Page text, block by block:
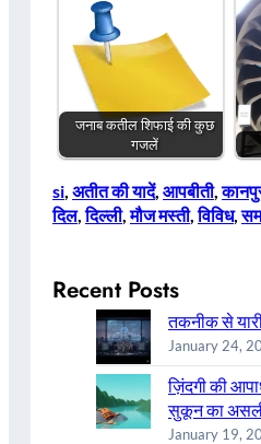
जनाब कतील शिफाई की कुछ
गजलें
si, अतीत की यादें, आपबीती,
दिल, दिल्ली, मौज मस्ती, विविध,
Recent Posts
तकनीक से
January 24,
ज़िंदगी की
सुकून का
January 19,